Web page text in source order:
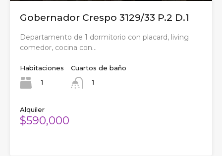
Gobernador Crespo 3129/33 P.2 D.1
Departamento de 1 dormitorio con placard, living
comedor, cocina con…
Habitaciones
1
Cuartos de baño
1
Alquiler
$590,000